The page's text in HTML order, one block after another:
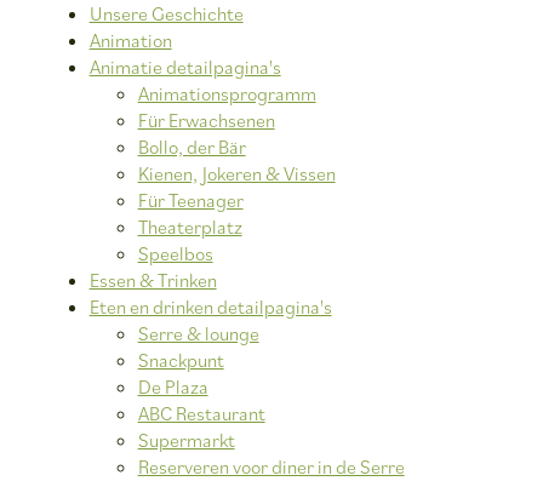
Unsere Geschichte
Animation
Animatie detailpagina's
Animationsprogramm
Für Erwachsenen
Bollo, der Bär
Kienen, Jokeren & Vissen
Für Teenager
Theaterplatz
Speelbos
Essen & Trinken
Eten en drinken detailpagina's
Serre & lounge
Snackpunt
De Plaza
ABC Restaurant
Supermarkt
Reserveren voor diner in de Serre